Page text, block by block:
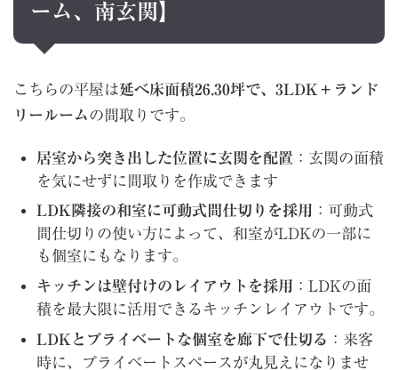
ーム、南玄関】
こちらの平屋は延べ床面積26.30坪で、3LDK＋ランド
リールームの間取りです。
居室から突き出した位置に玄関を配置 ：玄関の面積
を気にせずに間取りを作成できます
LDK隣接の和室に可動式間仕切りを採用
：可動式
間仕切りの使い方によって、和室がLDKの一部に
も個室にもなります。
キッチンは壁付けのレイアウトを採用 ：LDKの面
積を最大限に活用できるキッチンレイアウトです。
LDKとプライベートな個室を廊下で仕切る ：来客
時に、プライベートスペースが丸見えになりませ